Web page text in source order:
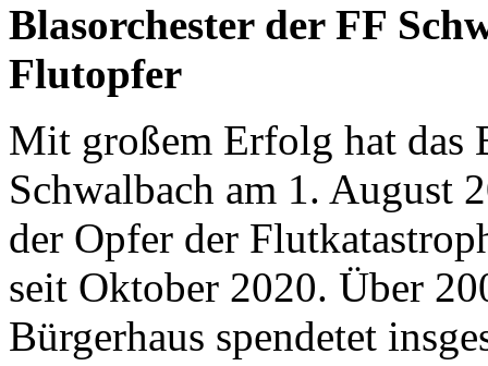
Blasorchester der FF
Flutopfer
Mit großem Erfolg hat das
Schwalbach am 1. August
der Opfer der
seit Oktober 2020. Über
Bürgerhaus spendetet